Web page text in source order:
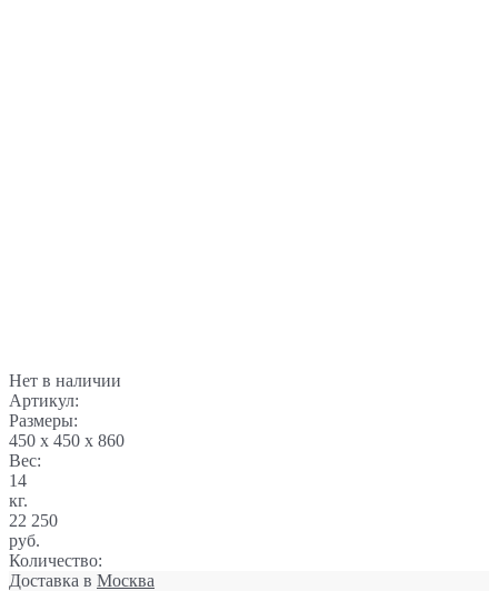
Нет в наличии
Артикул:
Размеры:
450 x 450 x 860
Вес:
14
кг.
22 250
руб.
Количество:
Доставка в Москва